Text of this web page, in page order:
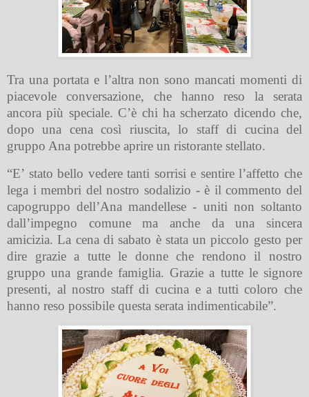
Tra una portata e l’altra non sono mancati momenti di
piacevole conversazione, che hanno reso la serata
ancora più speciale. C’è chi ha scherzato dicendo che,
dopo una cena così riuscita, lo staff di cucina del
gruppo Ana potrebbe aprire un ristorante stellato.
“E’ stato bello vedere tanti sorrisi e sentire l’affetto che
lega i membri del nostro sodalizio - è il commento del
capogruppo dell’Ana mandellese - uniti non soltanto
dall’impegno comune ma anche da una sincera
amicizia. La cena di sabato è stata un piccolo gesto per
dire grazie a tutte le donne che rendono il nostro
gruppo una grande famiglia. Grazie a tutte le signore
presenti, al nostro staff di cucina e a tutti coloro che
hanno reso possibile questa serata indimenticabile”.